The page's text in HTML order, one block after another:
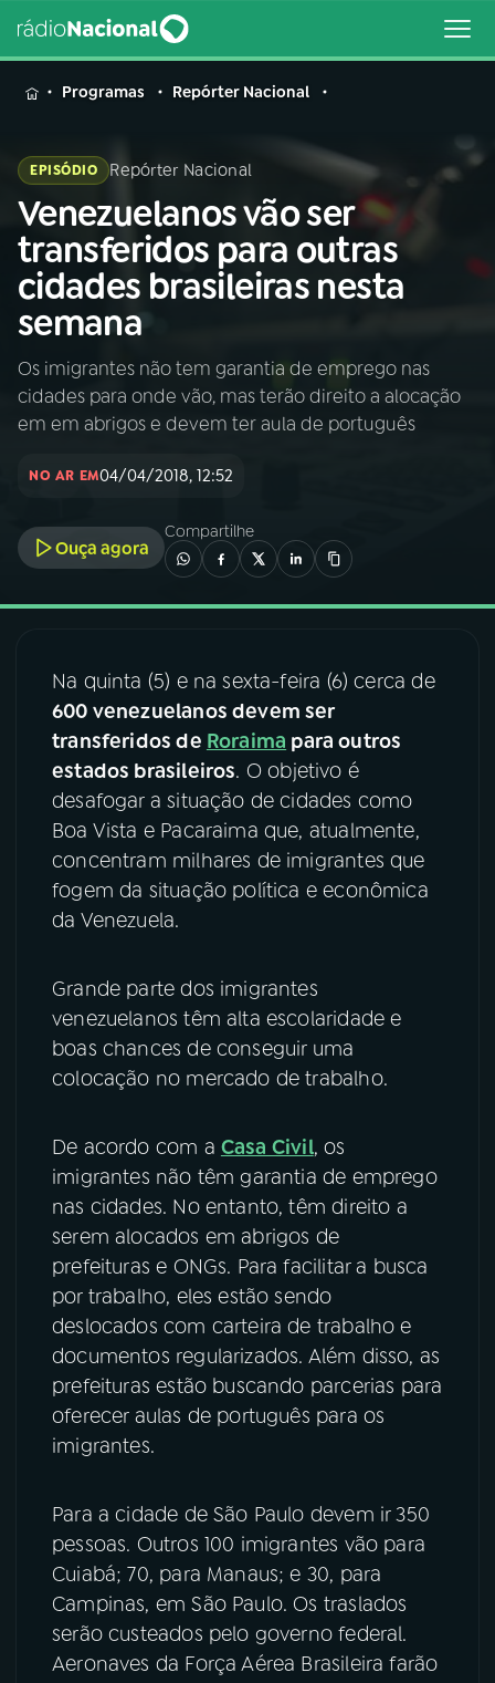
MENU
Buscar
na
Rádio
Nacional
Buscar
01 INÍCIO
02A RÁDIO
03PROGRAMAÇÃO
05 PODCASTS
06VIDEOCASTS
07ÚLTIMAS
08 FESTIVAL DE MÚSICA
ACOMPANHE A RÁDIO NACIONAL
Instagram
TikTok
Programas Repórter Nacional
EPISÓDIO Repórter Nacional
Venezuelanos vão ser
transferidos para outras
cidades brasileiras nesta
semana
Os imigrantes não tem garantia de emprego nas
cidades para onde vão, mas terão direito a alocação
em em abrigos e devem ter aula de português
NO AR EM04/04/2018, 12:52
Ouça agora
Compartilhe
Na quinta (5) e na sexta-feira (6) cerca de
600 venezuelanos devem ser
transferidos de Roraima para outros
estados brasileiros. O objetivo é
desafogar a situação de cidades como
Boa Vista e Pacaraima que, atualmente,
concentram milhares de imigrantes que
fogem da situação política e econômica
da Venezuela.
Grande parte dos imigrantes
venezuelanos têm alta escolaridade e
boas chances de conseguir uma
colocação no mercado de trabalho.
De acordo com a Casa Civil, os
imigrantes não têm garantia de emprego
nas cidades. No entanto, têm direito a
serem alocados em abrigos de
prefeituras e ONGs. Para facilitar a busca
por trabalho, eles estão sendo
deslocados com carteira de trabalho e
documentos regularizados. Além disso, as
prefeituras estão buscando parcerias para
oferecer aulas de português para os
imigrantes.
Para a cidade de São Paulo devem ir 350
pessoas. Outros 100 imigrantes vão para
Cuiabá; 70, para Manaus; e 30, para
Campinas, em São Paulo. Os traslados
serão custeados pelo governo federal.
Aeronaves da Força Aérea Brasileira farão